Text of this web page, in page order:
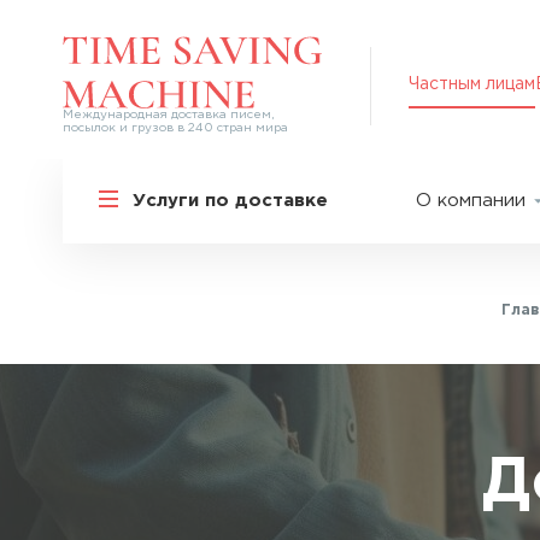
Международная доставка писем,
посылок и грузов в 240 стран мира
Частным лицам
Услуги по доставке
Международная доставка
Самые срочные тарифы
Перевозка специальных грузов
О компании
Оплата
Упаковка